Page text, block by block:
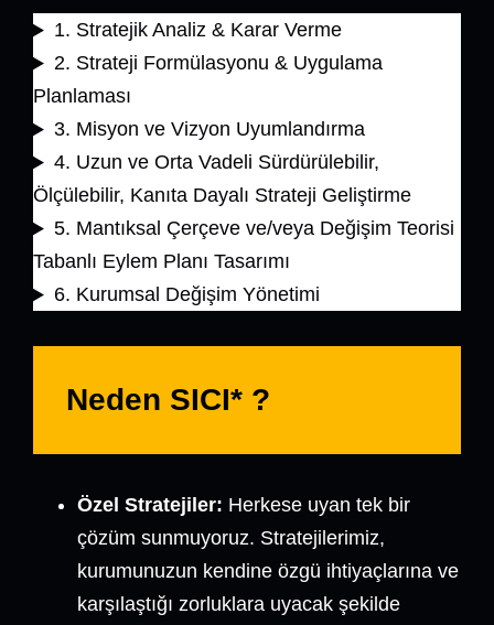
1. Stratejik Analiz & Karar Verme
2. Strateji Formülasyonu & Uygulama
Planlaması
3. Misyon ve Vizyon Uyumlandırma
4. Uzun ve Orta Vadeli Sürdürülebilir,
Ölçülebilir, Kanıta Dayalı Strateji Geliştirme
5. Mantıksal Çerçeve ve/veya Değişim Teorisi
Tabanlı Eylem Planı Tasarımı
6. Kurumsal Değişim Yönetimi
Neden SICI* ?
Özel Stratejiler: Herkese uyan tek bir
çözüm sunmuyoruz. Stratejilerimiz,
kurumunuzun kendine özgü ihtiyaçlarına ve
karşılaştığı zorluklara uyacak şekilde